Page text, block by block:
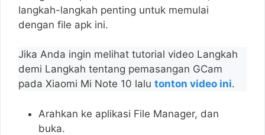
langkah-langkah penting untuk memulai
dengan file apk ini.
Jika Anda ingin melihat tutorial video Langkah
demi Langkah tentang pemasangan GCam
pada Xiaomi Mi Note 10 lalu tonton video ini.
Arahkan ke aplikasi File Manager, dan
buka.